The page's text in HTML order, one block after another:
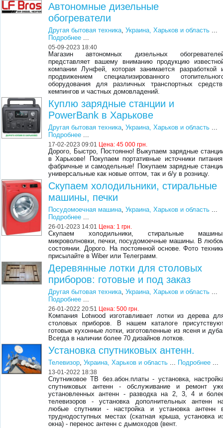
Автономные дизельные
обогреватели
Другая бытовая техника ,Украина, Харьков и область
Подробнее
05-09-2023 18:40
Магазин автономных дизельных
представляет вашему вниманию продукцию
компании Лунфей, которая занимается разработкой
продвижением специализированного
оборудования для различных транспортных
кемпингов и частных домовладений.
Куплю зарядные станции и
PowerBank в Харькове
Другая бытовая техника ,Украина, Харьков и область
Подробнее
17-02-2023 09:01 Цена:45 000 грн.
Дорого, Быстро, Постоянно! Выкупаем зарядные
в Харькове! Покупаем портативные источники
фабричные и самодельные! Покупаем зарядные
универсальные как новые оптом, так и б/у в розницу.
Скупаем холодильники, стиральные
машины, печки
Посудомоечная машина ,Украина, Харьков и область
Подробнее
26-01-2023 14:01 Цена: 1 грн.
Скупаем холодильники, стиральные
микроволновки, печки, посудомоечные машины. В
состоянии. Дорого. На постоянной основе. Фото
присылайте в Wiber или Телеграмм.
Деревянные лотки для столовых
приборов: готовые и под заказ
Другая бытовая техника ,Украина, Харьков и область
Подробнее
26-01-2022 20:51 Цена:500 грн.
Компания Lotwood изготавливает лотки из дерева
столовых приборов. В нашем каталоге
готовые кухонные лотки, изготовленные из ясеня и
Всегда в наличии более 70 дизайнов лотков.
Установка спутниковых антенн.
Телевизор ,Украина, Харьков и область Подробнее
13-01-2022 18:38
Спутниковое ТВ без.абон.платы - установка,
спутниковых антенн - обслуживание и ремонт
установленных антенн - разводка на 2, 3, 4 и
телевизоров - установка дополнительных антенн
любые спутники - настройка и установка антенн
труднодоступных местах (скатная крыша, установка
окна) - перенос антенн с дымоходов (вент.